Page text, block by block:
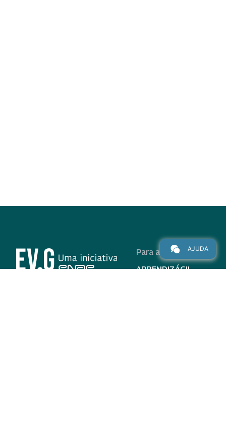
Para alunos
APRENDIZÁGIL
AJUDA